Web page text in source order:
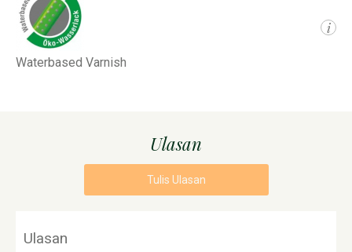
Waterbased Varnish
i
Ulasan
Tulis Ulasan
Ulasan